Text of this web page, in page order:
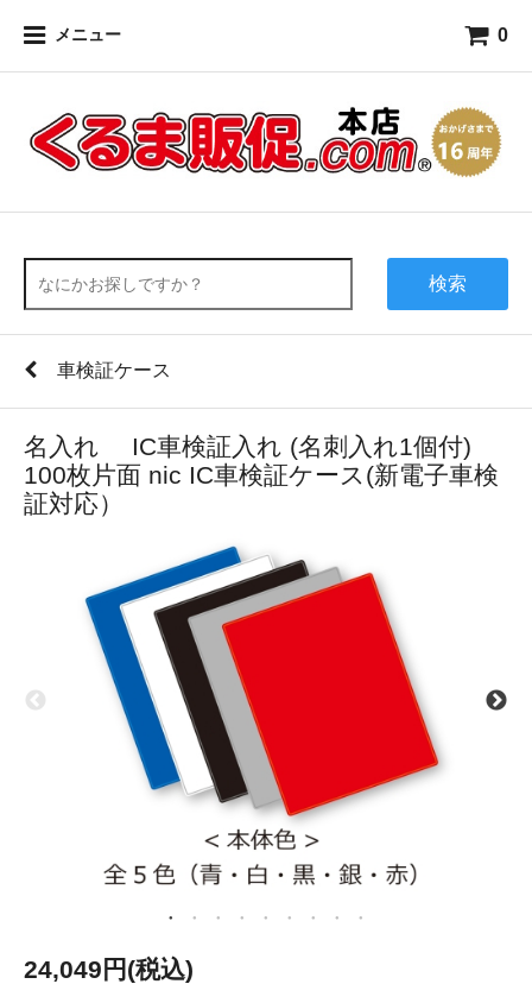
メニュー 0
検索
車検証ケース
名入れ IC車検証入れ (名刺入れ1個付)
100枚片面 nic IC車検証ケース(新電子車検
証対応）
24,049円(税込)